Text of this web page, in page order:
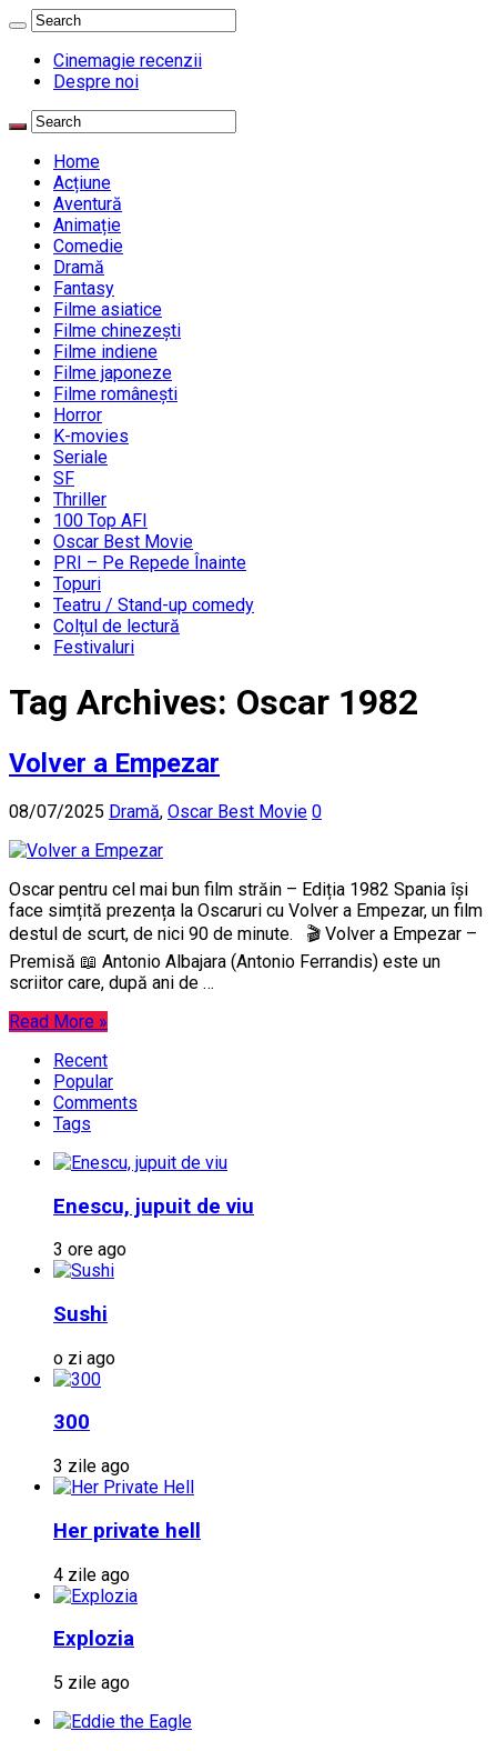
Cinemagie recenzii
Despre noi
Home
Acțiune
Aventură
Animație
Comedie
Dramă
Fantasy
Filme asiatice
Filme chinezești
Filme indiene
Filme japoneze
Filme românești
Horror
K-movies
Seriale
SF
Thriller
100 Top AFI
Oscar Best Movie
PRI – Pe Repede Înainte
Topuri
Teatru / Stand-up comedy
Colțul de lectură
Festivaluri
Tag Archives: Oscar 1982
Volver a Empezar
08/07/2025 Dramă, Oscar Best Movie 0
Oscar pentru cel mai bun film străin – Ediția 1982 Spania își
face simțită prezența la Oscaruri cu Volver a Empezar, un film
destul de scurt, de nici 90 de minute. 🎬 Volver a Empezar –
Premisă 📖 Antonio Albajara (Antonio Ferrandis) este un
scriitor care, după ani de …
Read More »
Recent
Popular
Comments
Tags
Enescu, jupuit de viu
3 ore ago
Sushi
o zi ago
300
3 zile ago
Her private hell
4 zile ago
Explozia
5 zile ago